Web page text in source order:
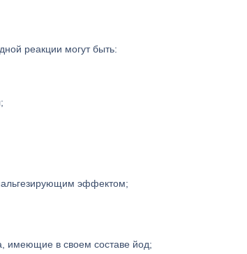
реакции могут быть:
эффектом;
имеющие в своем составе йод;